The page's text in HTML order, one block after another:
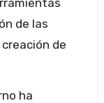
de las
de
ha